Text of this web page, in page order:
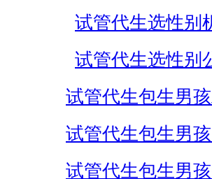
试管代生选性别
试管代生选性别
试管代生包生男
试管代生包生男
试管代生包生男